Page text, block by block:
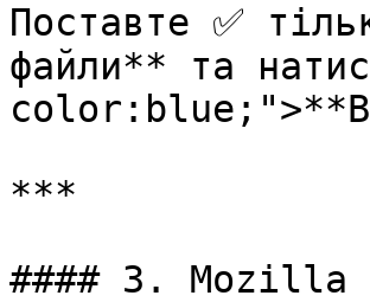
Поставте ✅
файли** та
***
#### 3. Mozilla